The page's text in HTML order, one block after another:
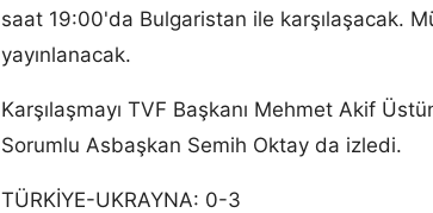
saat 19:00'da Bulgaristan ile karşılaşacak.
yayınlanacak.
Karşılaşmayı TVF Başkanı Mehmet Akif
Sorumlu Asbaşkan Semih Oktay da izledi.
TÜRKİYE-UKRAYNA: 0-3